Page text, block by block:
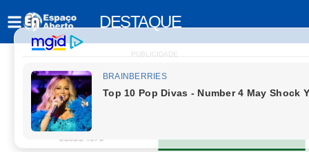
DESTAQUE
PUBLICIDADE